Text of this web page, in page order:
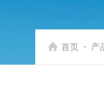
首页 - 产